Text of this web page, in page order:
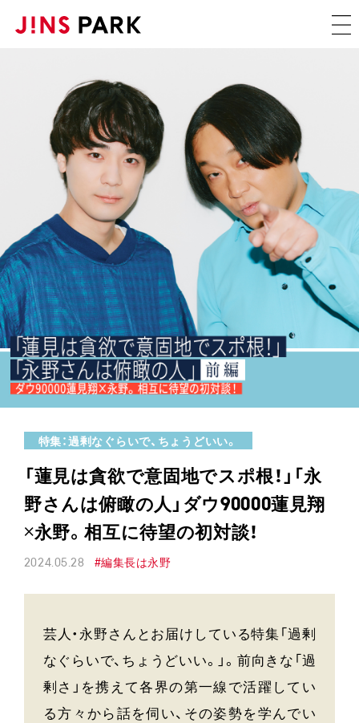
特集：過剰なぐらいで、ちょうどいい。
「蓮見は貪欲で意固地でスポ根！」「永
野さんは俯瞰の人」ダウ90000蓮見翔
×永野。相互に待望の初対談！
2024.05.28 #編集長は永野
芸人・永野さんとお届けしている特集「過剰
なぐらいで、ちょうどいい。」。前向きな「過
剰さ」を携えて各界の第一線で活躍してい
る方々から話を伺い、その姿勢を学んでい